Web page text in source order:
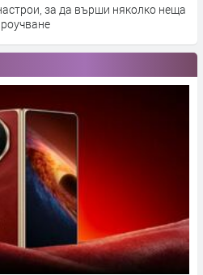
за да върши няколко неща